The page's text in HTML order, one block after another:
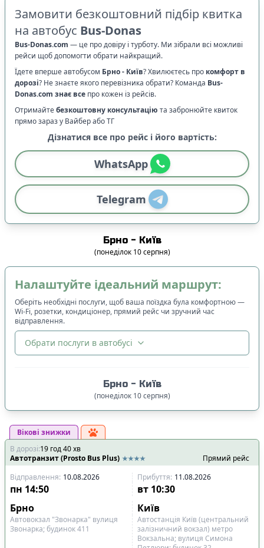
Замовити безкоштовний підбір квитка
на автобус Bus-Donas
Bus-Donas.com — це про довіру і турботу. Ми зібрали всі можливі
рейси щоб допомогти обрати найкращий.
Їдете вперше автобусом Брно- Київ? Хвилюєтесь про комфорт в
дорозі? Не знаєте якого перевізника обрати? Команда Bus-
Donas.com знає все про кожен із рейсів.
Отримайтебезкоштовну консультацію та забронюйте квиток
прямо зараз у Вайбер або ТГ
Дізнатися все про рейс і його вартість:
WhatsApp
Telegram
Брно - Київ
(понеділок 10 серпня)
Налаштуйте ідеальний маршрут:
Оберіть необхідні послуги, щоб ваша поїздка була комфортною —
Wi-Fi, розетки, кондиціонер, прямий рейс чи зручний час
відправлення.
Обрати послуги в автобусі
Спочатку дешевші
Час відправлення
Спочатку ранні
Спочатку вечірні
Час прибуття
Спочатку вечірні
Брно - Київ
(понеділок 10 серпня)
Вікові знижки
В дорозі:19 год40хв
Автотранзит (Prosto Bus Plus)
Прямий рейс
Відправлення: 10.08.2026 Прибуття: 11.08.2026
пн 14:50 вт 10:30
Брно
Київ
Автовокзал "Звонарка" вулиця
Звонарка; будинок 411
Автостанція Київ (центральний
залізничний вокзал) метро
Вокзальна; вулиця Симона